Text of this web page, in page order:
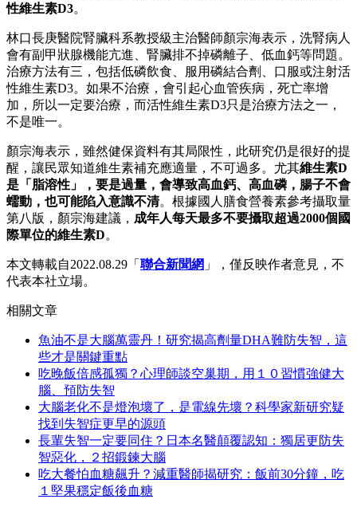
性維生素D3。
林口長庚醫院腎臟科系教授級主治醫師顏宗海表示，洗腎病人
會有副甲狀腺機能亢進、腎臟排不掉磷離子、低血鈣等問題。
治療方法有三，包括低磷飲食、服用磷結合劑、口服或注射活
性維生素D3。如果不治療，會引起心血管疾病，死亡率增
加，所以一定要治療，而活性維生素D3只是治療方法之一，
不是唯一。
顏宗海表示，雖然健保資料有其局限性，此研究仍是很好的提
醒，讓民眾知道維生素補充應適量，不可過多。尤其維生素D
是「脂溶性」，要是過量，會導致高血鈣、高血磷，腸子不會
蠕動，也可能陷入意識不清。根據國人膳食營養素參考攝取量
第八版，顏宗海建議， 成年人每天最多不要攝取超過2000個國
際單位的維生素D。
本文轉載自2022.08.29「 聯合新聞網 」，僅反映作者意見，不
代表本社立場。
相關文章
魚油不是大腦萬靈丹！研究揭高劑量DHA難防失智，這
些才是關鍵重點
吃晚飯倍感孤獨？心理師談空巢期，用１０習慣強健大
腦、預防失智
大腦老化不是燈泡壞了，是電線先壞？科學家新研究疑
找到失智症更早的源頭
長輩失智一定要同住？日本名醫顛覆認知：獨居更防失
智惡化，２招鍛鍊大腦
吃大餐怕血糖飆升？減重醫師揭研究：飯前30分鐘，吃
１堅果穩定飯後血糖